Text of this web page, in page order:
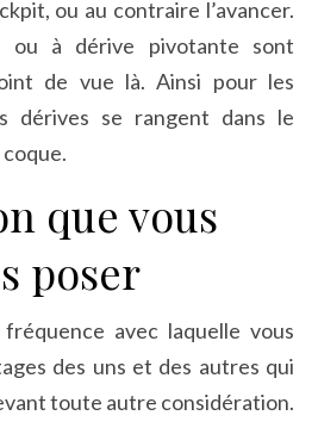
ou au contraire l’avancer.
ou à dérive pivotante sont
de vue là. Ainsi pour les
dérives se rangent dans le
coque.
que vous
poser
avec laquelle vous
des uns et des autres qui
toute autre considération.